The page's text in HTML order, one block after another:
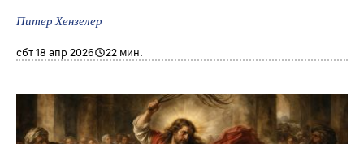
Питер Хензелер
сбт 18 апр 2026 22 мин.